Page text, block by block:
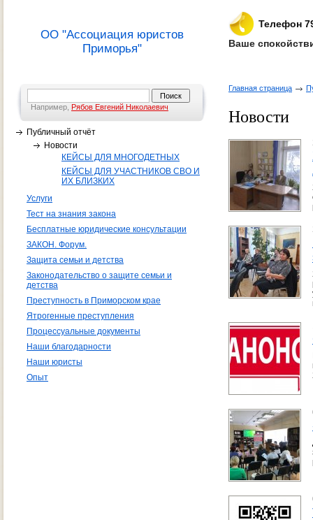
ОО "Ассоциация юристов
Приморья"
Телефон
Ваше
Например, Рябов Евгений Николаевич
Публичный отчёт
Новости
КЕЙСЫ ДЛЯ МНОГОДЕТНЫХ
КЕЙСЫ ДЛЯ УЧАСТНИКОВ СВО И
ИХ БЛИЗКИХ
Услуги
Тест на знания закона
Бесплатные юридические консультации
ЗАКОН. Форум.
Защита семьи и детства
Законодательство о защите семьи и
детства
Преступность в Приморском крае
Ятрогенные преступления
Процессуальные документы
Наши благодарности
Наши юристы
Опыт
Главная страница
Новости